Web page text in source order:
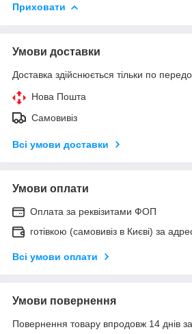
Приховати
Умови доставки
Доставка здійснюється тільки по
Нова Пошта
Самовивіз
Всі умови доставки
Умови оплати
Оплата за реквізитами ФОП
готівкою (самовивіз в Києві) за
Всі умови оплати
Умови повернення
Повернення товару впродовж 14 днів